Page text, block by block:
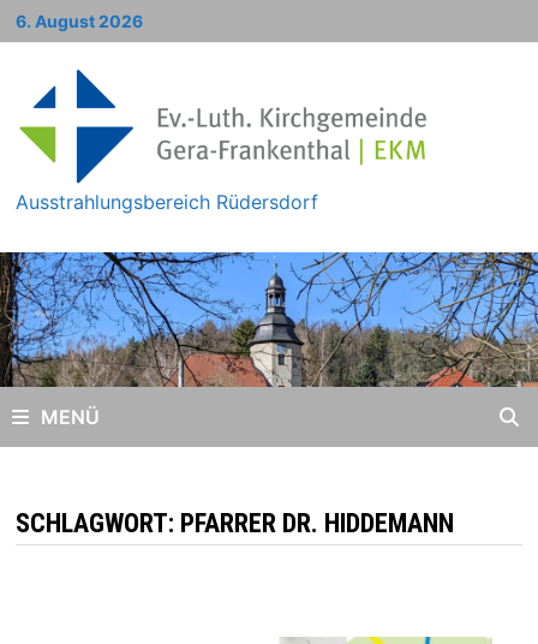
Zum
Inhalt
6. August 2026
Ausstrahlungsbereich Rüdersdorf
MENÜ
SCHLAGWORT: PFARRER DR. HIDDEMANN